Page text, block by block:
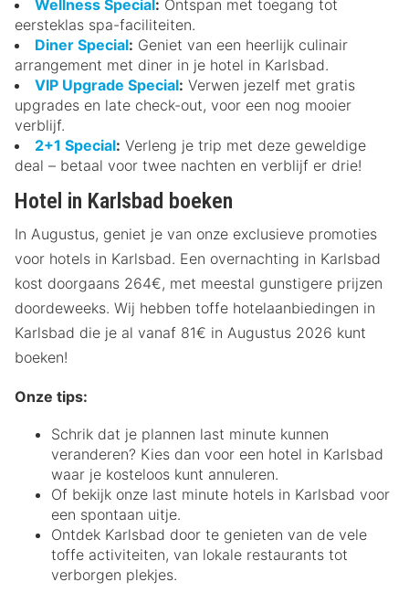
Wellness Special: Ontspan met toegang tot
eersteklas spa-faciliteiten.
Diner Special: Geniet van een heerlijk culinair
arrangement met diner in je hotel in Karlsbad.
VIP Upgrade Special: Verwen jezelf met gratis
upgrades en late check-out, voor een nog mooier
verblijf.
2+1 Special: Verleng je trip met deze geweldige
deal – betaal voor twee nachten en verblijf er drie!
Hotel in Karlsbad boeken
In Augustus, geniet je van onze exclusieve promoties
voor hotels in Karlsbad. Een overnachting in Karlsbad
kost doorgaans 264€, met meestal gunstigere prijzen
doordeweeks. Wij hebben toffe hotelaanbiedingen in
Karlsbad die je al vanaf 81€ in Augustus 2026 kunt
boeken!
Onze tips:
Schrik dat je plannen last minute kunnen
veranderen? Kies dan voor een hotel in Karlsbad
waar je kosteloos kunt annuleren.
Of bekijk onze last minute hotels in Karlsbad voor
een spontaan uitje.
Ontdek Karlsbad door te genieten van de vele
toffe activiteiten, van lokale restaurants tot
verborgen plekjes.